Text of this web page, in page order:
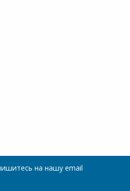
на нашу email